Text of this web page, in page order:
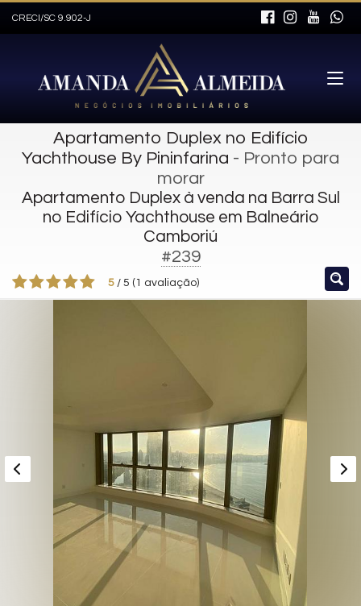
CRECI/SC 9.902-J
Apartamento Duplex no Edifício
Yachthouse By Pininfarina - Pronto para
morar
Apartamento Duplex à venda na Barra Sul
no Edifício Yachthouse em Balneário
Camboriú
#239
5 / 5 ( 1 avaliação)